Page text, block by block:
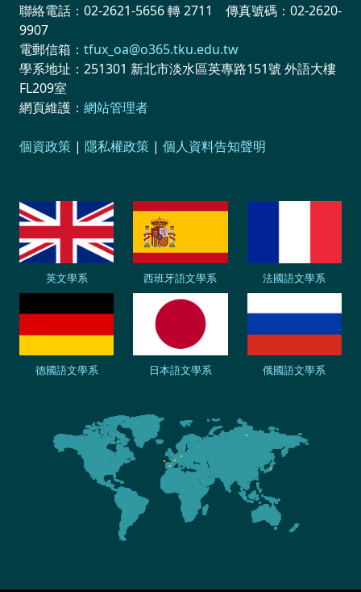
聯絡電話：02-2621-5656 轉 2711 傳真號碼：02-2620-
9907
電郵信箱： tfux_oa@o365.tku.edu.tw
學系地址：251301 新北市淡水區英專路151號 外語大樓
FL209室
網頁維護： 網站管理者
個資政策 | 隱私權政策 | 個人資料告知聲明
英文學系 西班牙語文學系 法國語文學系
德國語文學系 日本語文學系 俄國語文學系